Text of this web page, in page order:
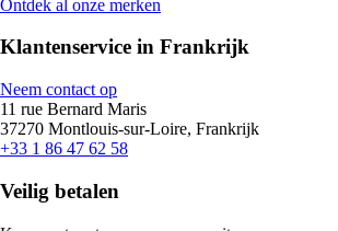
Ontdek al onze merken
Klantenservice in Frankrijk
Neem contact op
11 rue Bernard Maris
37270 Montlouis-sur-Loire, Frankrijk
+33 1 86 47 62 58
Veilig betalen